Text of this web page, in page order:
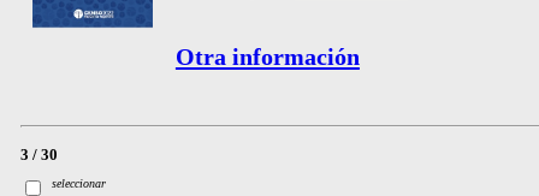
Otra información
3 / 30
seleccionar